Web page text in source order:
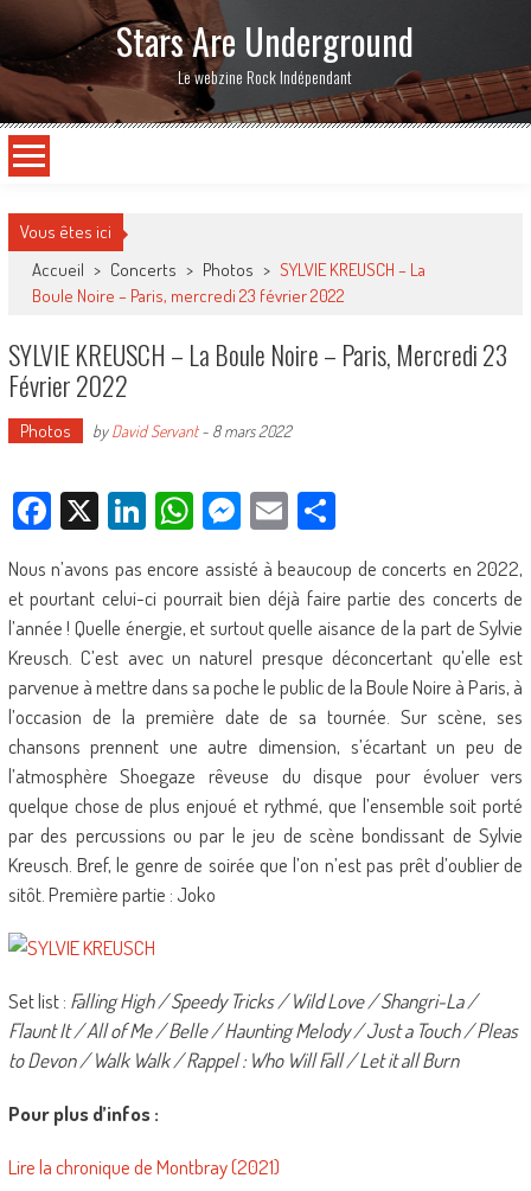
Stars Are Underground
Le webzine Rock Indépendant
Vous êtes ici
Accueil > Concerts > Photos > SYLVIE KREUSCH – La
Boule Noire – Paris, mercredi 23 février 2022
SYLVIE KREUSCH – La Boule Noire – Paris, Mercredi 23
Février 2022
Photos byDavid Servant- 8 mars 2022
Facebook
X LinkedIn
WhatsApp
Messenger
EmailPartager
Nous n’avons pas encore assisté à beaucoup de concerts en 2022,
et pourtant celui-ci pourrait bien déjà faire partie des concerts de
l’année ! Quelle énergie, et surtout quelle aisance de la part de Sylvie
Kreusch. C’est avec un naturel presque déconcertant qu’elle est
parvenue à mettre dans sa poche le public de la Boule Noire à Paris, à
l’occasion de la première date de sa tournée. Sur scène, ses
chansons prennent une autre dimension, s’écartant un peu de
l’atmosphère Shoegaze rêveuse du disque pour évoluer vers
quelque chose de plus enjoué et rythmé, que l’ensemble soit porté
par des percussions ou par le jeu de scène bondissant de Sylvie
Kreusch. Bref, le genre de soirée que l’on n’est pas prêt d’oublier de
sitôt. Première partie : Joko
Set list : Falling High / Speedy Tricks / Wild Love / Shangri-La /
Flaunt It / All of Me / Belle / Haunting Melody / Just a Touch / Pleas
to Devon / Walk Walk / Rappel : Who Will Fall / Let it all Burn
Pour plus d’infos :
Lire la chronique de Montbray (2021)